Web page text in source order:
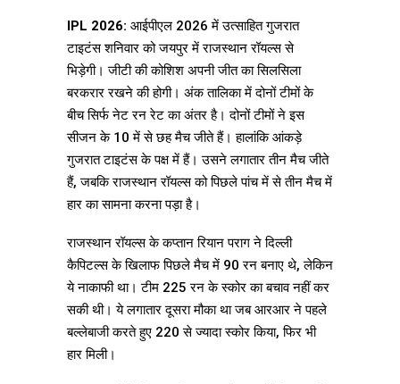
IPL 2026: आईपीएल 2026 में उत्साहित गुजरात
टाइटंस शनिवार को जयपुर में राजस्थान रॉयल्स से
भिड़ेगी। जीटी की कोशिश अपनी जीत का सिलसिला
बरकरार रखने की होगी। अंक तालिका में दोनों टीमों के
बीच सिर्फ नेट रन रेट का अंतर है। दोनों टीमों ने इस
सीजन के 10 में से छह मैच जीते हैं। हालांकि आंकड़े
गुजरात टाइटंस के पक्ष में हैं। उसने लगातार तीन मैच जीते
हैं, जबकि राजस्थान रॉयल्स को पिछले पांच में से तीन मैच में
हार का सामना करना पड़ा है।
राजस्थान रॉयल्स के कप्तान रियान पराग ने दिल्ली
कैपिटल्स के खिलाफ पिछले मैच में 90 रन बनाए थे, लेकिन
ये नाकाफी था। टीम 225 रन के स्कोर का बचाव नहीं कर
सकी थी। ये लगातार दूसरा मौका था जब आरआर ने पहले
बल्लेबाजी करते हुए 220 से ज्यादा स्कोर किया, फिर भी
हार मिली।